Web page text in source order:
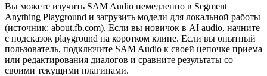
Вы можете изучить SAM Audio немедленно в Segment
Anything Playground и загрузить модели для локальной работы
(источник: about.fb.com). Если вы новичок в AI audio, начните
с подсказок playground на коротком клипе. Если вы опытный
пользователь, подключите SAM Audio к своей цепочке приема
или редактирования диалогов и сравните результаты со
своими текущими плагинами.